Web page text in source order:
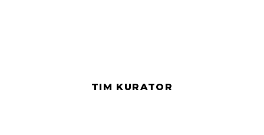
TIM KURATOR